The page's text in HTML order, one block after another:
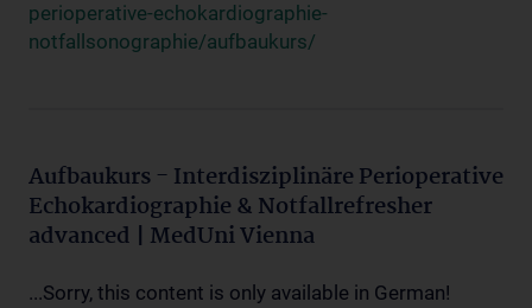
perioperative-echokardiographie-
notfallsonographie/aufbaukurs/
Aufbaukurs - Interdisziplinäre Perioperative
Echokardiographie & Notfallrefresher
advanced | MedUni Vienna
...Sorry, this content is only available in German!